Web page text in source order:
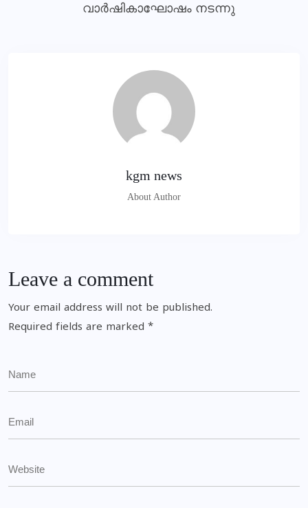
വാര്‍ഷികാഘോഷം നടന്നു
kgm news
About Author
Leave a comment
Your email address will not be published.
Required fields are marked *